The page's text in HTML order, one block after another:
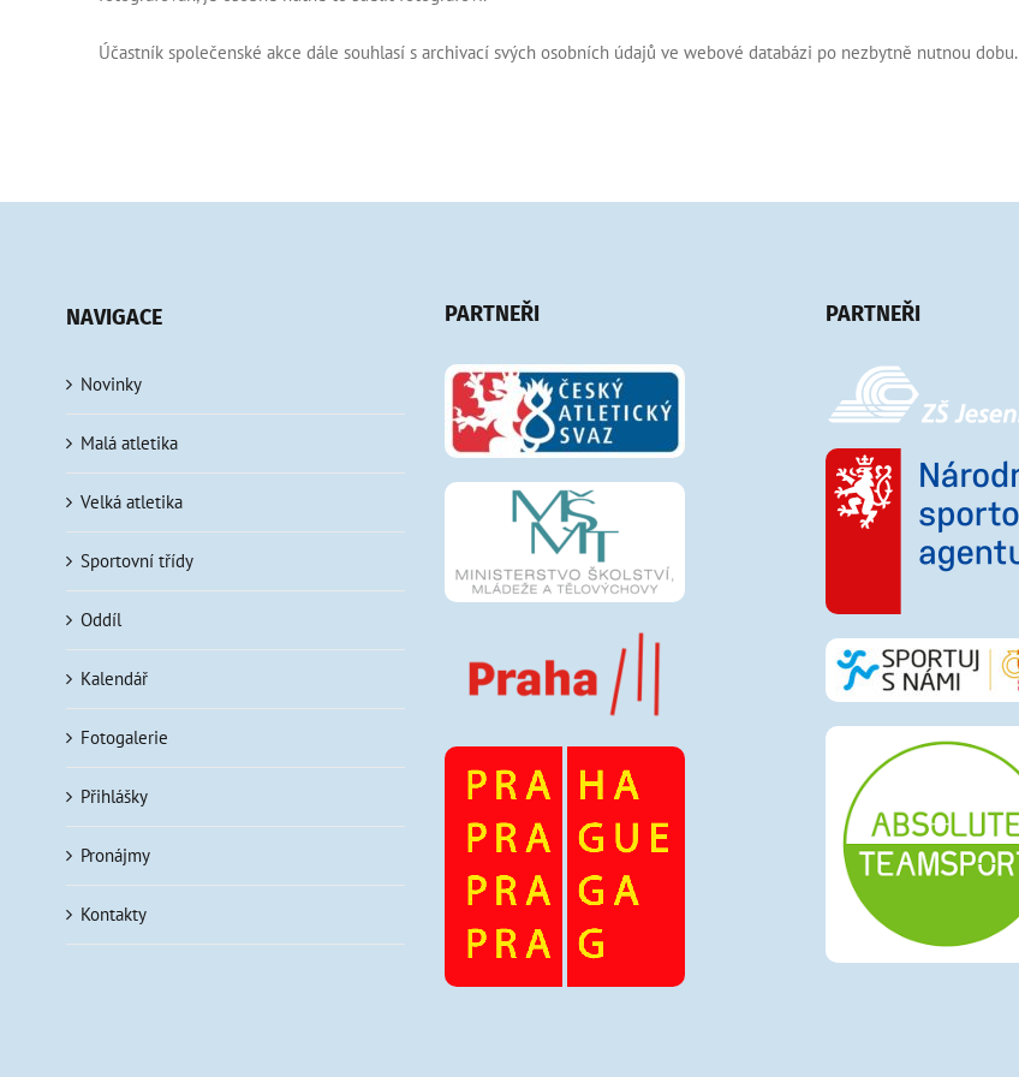
Účastník společenské akce dále souhlasí s archivací svých osobních údajů ve webové databázi po nezbytně nutnou dobu.
NAVIGACE
Novinky
Malá atletika
Velká atletika
Sportovní třídy
Oddíl
Kalendář
Fotogalerie
Přihlášky
Pronájmy
Kontakty
PARTNEŘI PARTNEŘI